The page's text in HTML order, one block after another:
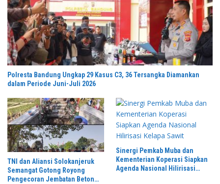
Polresta Bandung Ungkap 29 Kasus C3, 36 Tersangka Diamankan
dalam Periode Juni-Juli 2026
TNI dan Aliansi Solokanjeruk
Semangat Gotong Royong
Pengecoran Jembatan Beton
Sinergi Pemkab Muba dan
Kementerian Koperasi Siapkan
Agenda Nasional Hilirisasi